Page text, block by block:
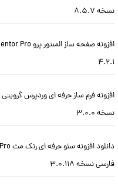
نسخه 8.5.7
4.2.1
نسخه 3.0.0
فارسی نسخه 3.0.118